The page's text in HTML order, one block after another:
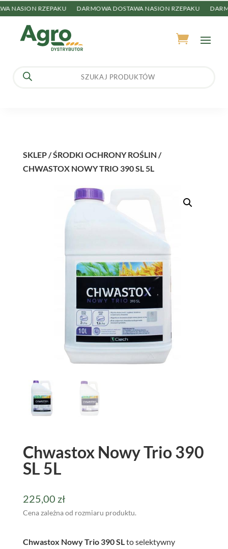
NASION RZEPAKU DARMOWA DOSTAWA NASION RZEPAKU
Wyszukiwarka
produktów
SKLEP/ŚRODKI OCHRONY ROŚLIN /
CHWASTOX NOWY TRIO 390 SL 5L
Chwastox Nowy Trio 390
SL 5L
225,00 zł
Cena zależna od rozmiaru produktu.
Chwastox Nowy Trio 390 SL to selektywny